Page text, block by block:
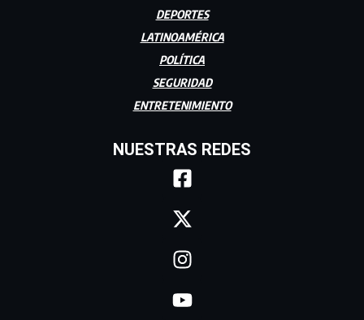
DEPORTES
LATINOAMÉRICA
POLÍTICA
SEGURIDAD
ENTRETENIMIENTO
NUESTRAS REDES